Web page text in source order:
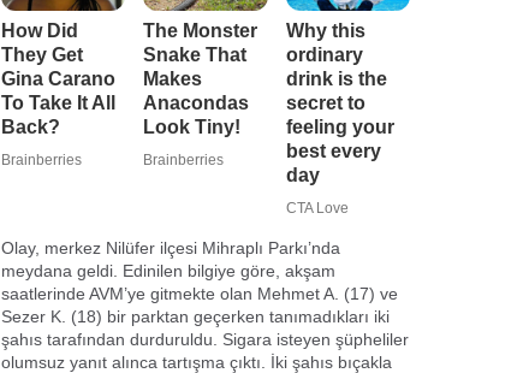
Olay, merkez Nilüfer ilçesi Mihraplı Parkı’nda
meydana geldi. Edinilen bilgiye göre, akşam
saatlerinde AVM’ye gitmekte olan Mehmet A. (17) ve
Sezer K. (18) bir parktan geçerken tanımadıkları iki
şahıs tarafından durduruldu. Sigara isteyen şüpheliler
olumsuz yanıt alınca tartışma çıktı. İki şahıs bıçakla